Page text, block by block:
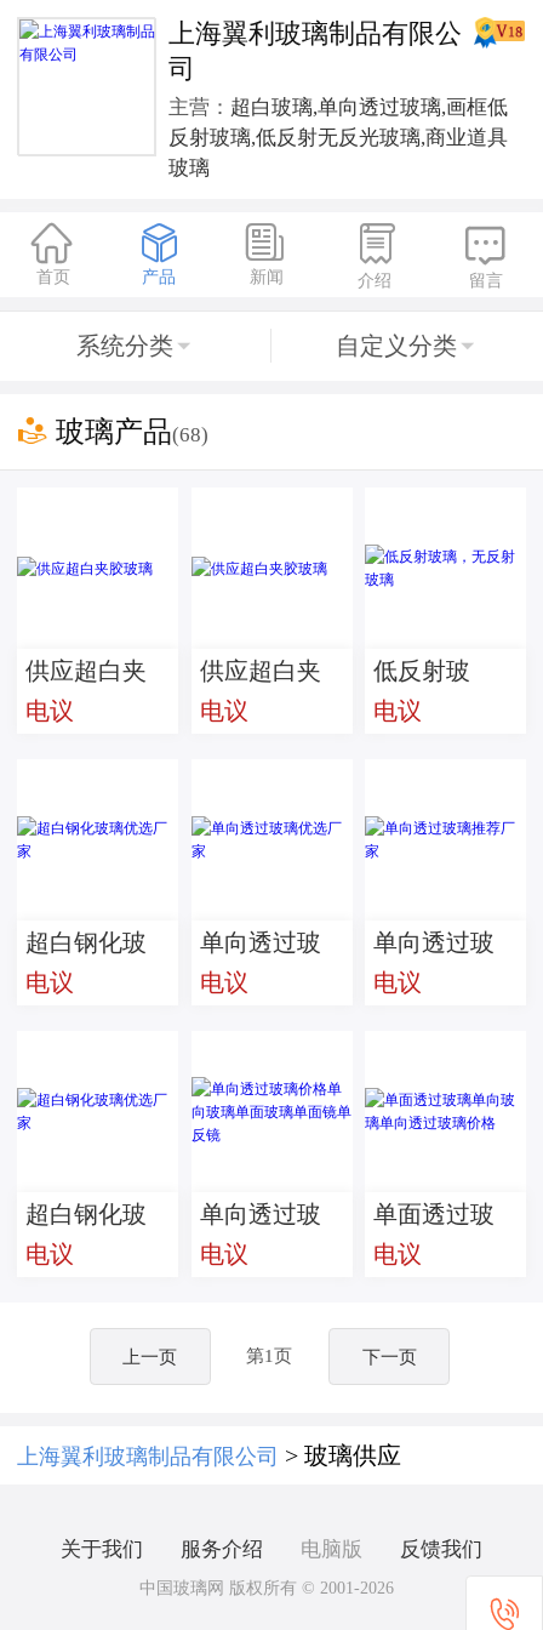
上海翼利玻璃制品有限公
司
主营： 超白玻璃,单向透过玻璃,画框低
反射玻璃,低反射无反光玻璃,商业道具
玻璃

首页

产品

新闻

介绍

留言
系统分类  自定义分类 
 玻璃产品(68)
供应超白夹
胶玻璃
电议
供应超白夹
胶玻璃
电议
低反射玻
璃，无反射
电议
超白钢化玻
璃优选厂家
电议
单向透过玻
璃优选厂家
电议
单向透过玻
璃推荐厂家
电议
超白钢化玻
璃优选厂家
电议
单向透过玻
璃价格单向
反镜
电议
单面透过玻
璃单向玻璃
电议
上一页 第1页 下一页
上海翼利玻璃制品有限公司 > 玻璃供应
关于我们 服务介绍 电脑版 反馈我们
中国玻璃网 版权所有 © 2001-2026
